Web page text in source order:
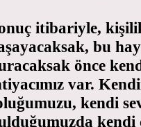
itibariyle,
bu
önce
var.
kendi
kendi